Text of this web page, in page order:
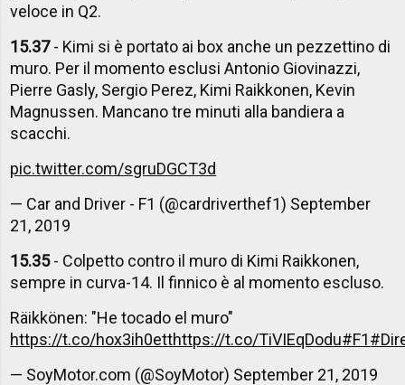
veloce in Q2.
15.37- Kimi si è portato ai box anche un pezzettino di
muro. Per il momento esclusi Antonio Giovinazzi,
Pierre Gasly, Sergio Perez, Kimi Raikkonen, Kevin
Magnussen. Mancano tre minuti alla bandiera a
scacchi.
pic.twitter.com/sgruDGCT3d
— Car and Driver - F1 (@cardriverthef1) September
21, 2019
15.35- Colpetto contro il muro di Kimi Raikkonen,
sempre in curva-14. Il finnico è al momento escluso.
Räikkönen: "He tocado el muro"
https://t.co/hox3ih0etthttps://t.co/TiVIEqDodu#F1
— SoyMotor.com (@SoyMotor) September 21, 2019